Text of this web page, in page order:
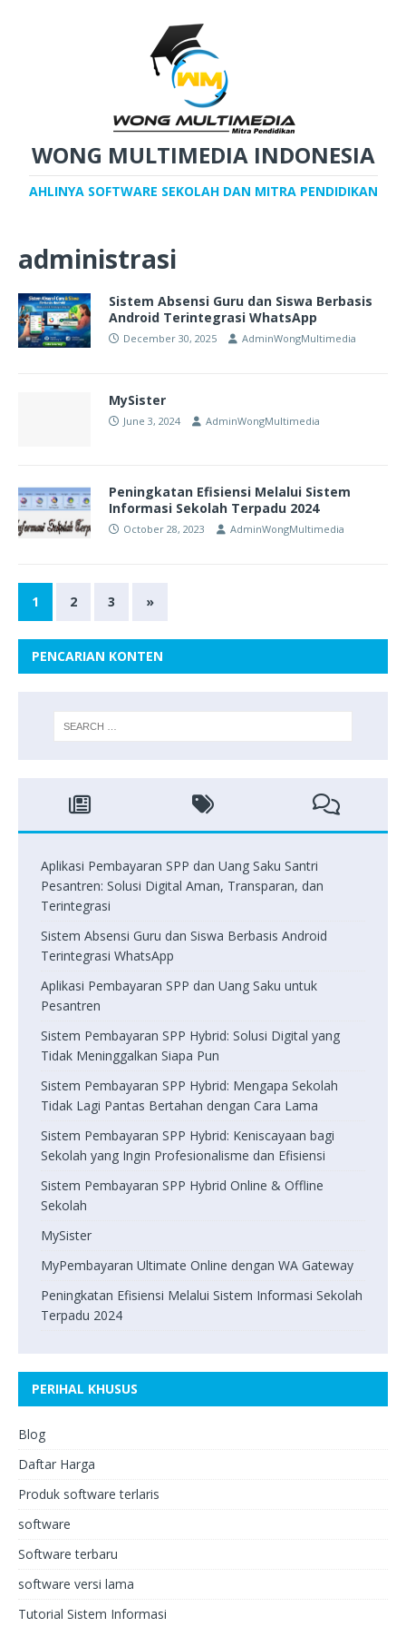
WONG MULTIMEDIA INDONESIA
AHLINYA SOFTWARE SEKOLAH DAN MITRA PENDIDIKAN
administrasi
Sistem Absensi Guru dan Siswa Berbasis
Android Terintegrasi WhatsApp
December 30, 2025 AdminWongMultimedia
MySister
June 3, 2024 AdminWongMultimedia
Peningkatan Efisiensi Melalui Sistem
Informasi Sekolah Terpadu 2024
October 28, 2023 AdminWongMultimedia
1 2 3 »
PENCARIAN KONTEN
Aplikasi Pembayaran SPP dan Uang Saku Santri
Pesantren: Solusi Digital Aman, Transparan, dan
Terintegrasi
Sistem Absensi Guru dan Siswa Berbasis Android
Terintegrasi WhatsApp
Aplikasi Pembayaran SPP dan Uang Saku untuk
Pesantren
Sistem Pembayaran SPP Hybrid: Solusi Digital yang
Tidak Meninggalkan Siapa Pun
Sistem Pembayaran SPP Hybrid: Mengapa Sekolah
Tidak Lagi Pantas Bertahan dengan Cara Lama
Sistem Pembayaran SPP Hybrid: Keniscayaan bagi
Sekolah yang Ingin Profesionalisme dan Efisiensi
Sistem Pembayaran SPP Hybrid Online & Offline
Sekolah
MySister
MyPembayaran Ultimate Online dengan WA Gateway
Peningkatan Efisiensi Melalui Sistem Informasi Sekolah
Terpadu 2024
PERIHAL KHUSUS
Blog
Daftar Harga
Produk software terlaris
software
Software terbaru
software versi lama
Tutorial Sistem Informasi